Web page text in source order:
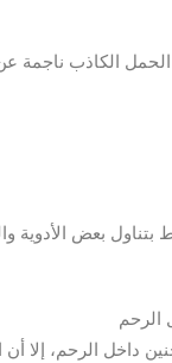
الكاذب ناجمة
بعض الأدوية
داخل الرحم، إلا